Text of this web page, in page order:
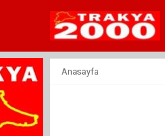
Anasayfa